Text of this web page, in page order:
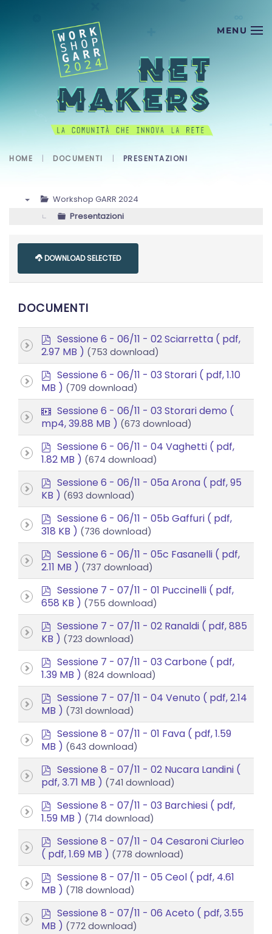
Skip to main content
HOME DOCUMENTI PRESENTAZIONI
Workshop GARR 2024
Presentazioni
DOWNLOAD SELECTED
DOCUMENTI
p
d
f
Sessione 6 - 06/11 - 02 Sciarretta ( pdf,
2.97 MB ) (753 download)
p
d
f
Sessione 6 - 06/11 - 03 Storari ( pdf, 1.10
MB ) (709 download)
v
i
d
e
o
Sessione 6 - 06/11 - 03 Storari demo (
mp4, 39.88 MB ) (673 download)
p
d
f
Sessione 6 - 06/11 - 04 Vaghetti ( pdf,
1.82 MB ) (674 download)
p
d
f
Sessione 6 - 06/11 - 05a Arona ( pdf, 95
KB ) (693 download)
p
d
f
Sessione 6 - 06/11 - 05b Gaffuri ( pdf,
318 KB ) (736 download)
p
d
f
Sessione 6 - 06/11 - 05c Fasanelli ( pdf,
2.11 MB ) (737 download)
p
d
f
Sessione 7 - 07/11 - 01 Puccinelli ( pdf,
658 KB ) (755 download)
p
d
f
Sessione 7 - 07/11 - 02 Ranaldi ( pdf, 885
KB ) (723 download)
p
d
f
Sessione 7 - 07/11 - 03 Carbone ( pdf,
1.39 MB ) (824 download)
p
d
f
Sessione 7 - 07/11 - 04 Venuto ( pdf, 2.14
MB ) (731 download)
p
d
f
Sessione 8 - 07/11 - 01 Fava ( pdf, 1.59
MB ) (643 download)
p
d
f
Sessione 8 - 07/11 - 02 Nucara Landini (
pdf, 3.71 MB ) (741 download)
p
d
f
Sessione 8 - 07/11 - 03 Barchiesi ( pdf,
1.59 MB ) (714 download)
p
d
f
Sessione 8 - 07/11 - 04 Cesaroni Ciurleo
( pdf, 1.69 MB ) (778 download)
p
d
f
Sessione 8 - 07/11 - 05 Ceol ( pdf, 4.61
MB ) (718 download)
p
d
Sessione 8 - 07/11 - 06 Aceto ( pdf, 3.55
MB ) (772 download)